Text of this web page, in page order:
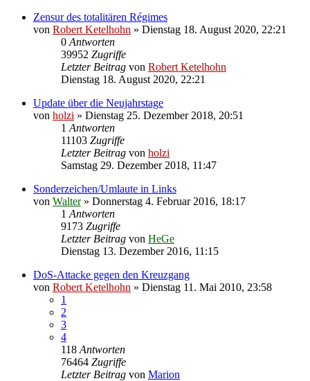
Zensur des totalitären Régimes
von Robert Ketelhohn » Dienstag 18. August 2020, 22:21
0 Antworten
39952 Zugriffe
Letzter Beitrag von Robert Ketelhohn
Dienstag 18. August 2020, 22:21
Update über die Neujahrstage
von holzi » Dienstag 25. Dezember 2018, 20:51
1 Antworten
11103 Zugriffe
Letzter Beitrag von holzi
Samstag 29. Dezember 2018, 11:47
Sonderzeichen/Umlaute in Links
von Walter» Donnerstag 4. Februar 2016, 18:17
1 Antworten
9173 Zugriffe
Letzter Beitrag von HeGe
Dienstag 13. Dezember 2016, 11:15
DoS-Attacke gegen den Kreuzgang
von Robert Ketelhohn » Dienstag 11. Mai 2010, 23:58
1
2
3
4
118 Antworten
76464 Zugriffe
Letzter Beitrag von Marion